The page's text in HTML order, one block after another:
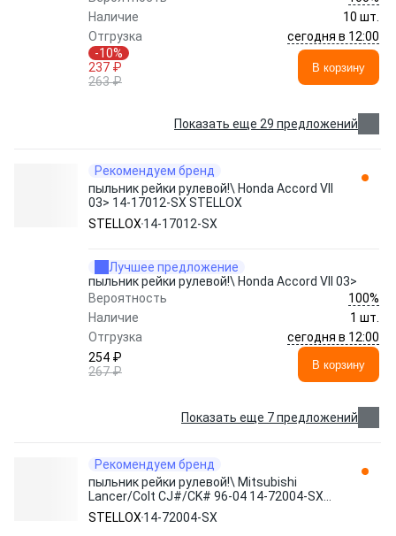
Наличие
10 шт.
Отгрузка
сегодня в 12:00
-10%
237 ₽
263 ₽
В корзину
Показать еще 29 предложений
Рекомендуем бренд
пыльник рейки рулевой!\ Honda Accord VII
03> 14-17012-SX STELLOX
STELLOX 14-17012-SX
Лучшее предложение
пыльник рейки рулевой!\ Honda Accord VII 03>
Вероятность
100%
Наличие
1 шт.
Отгрузка
сегодня в 12:00
254 ₽
267 ₽
В корзину
Показать еще 7 предложений
Рекомендуем бренд
пыльник рейки рулевой!\ Mitsubishi
Lancer/Colt CJ#/CK# 96-04 14-72004-SX
STELLOX
STELLOX 14-72004-SX